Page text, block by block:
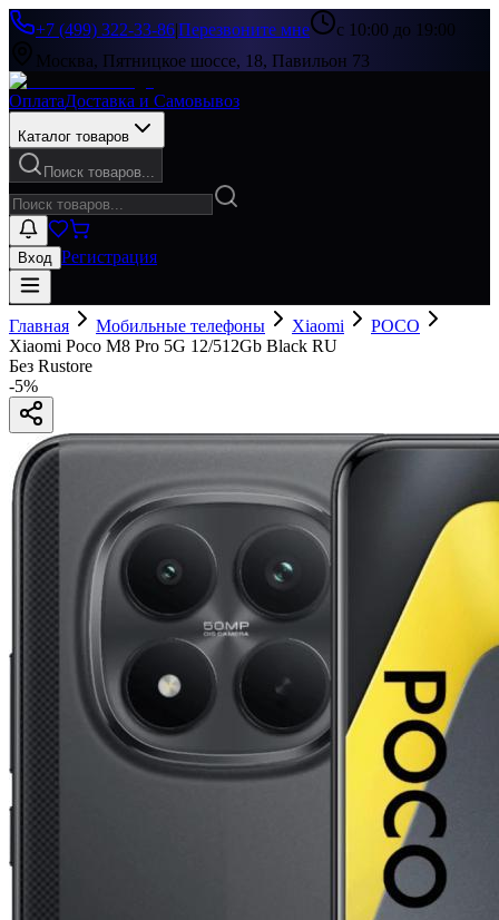
+7 (499) 322-33-86|Перезвоните мне
с 10:00 до 19:00
Москва, Пятницкое шоссе, 18, Павильон 73
ОплатаДоставка и Самовывоз
Каталог товаров
Поиск товаров...
Вход Регистрация
Главная Мобильные телефоны Xiaomi
POCO
Xiaomi Poco M8 Pro 5G 12/512Gb Black RU
Без Rustore
-5%